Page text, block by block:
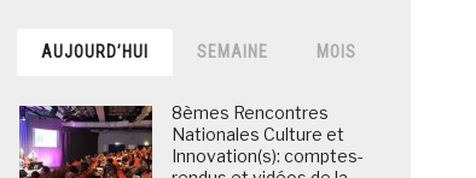
AUJOURD’HUI SEMAINE MOIS
8èmes Rencontres
Nationales Culture et
Innovation(s): comptes-